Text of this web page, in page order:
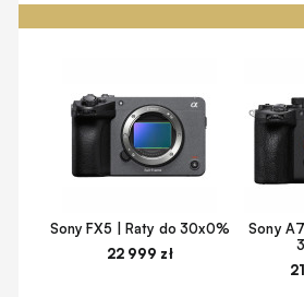
Sony FX5 | Raty do 30x0%
22 999 zł
Sony